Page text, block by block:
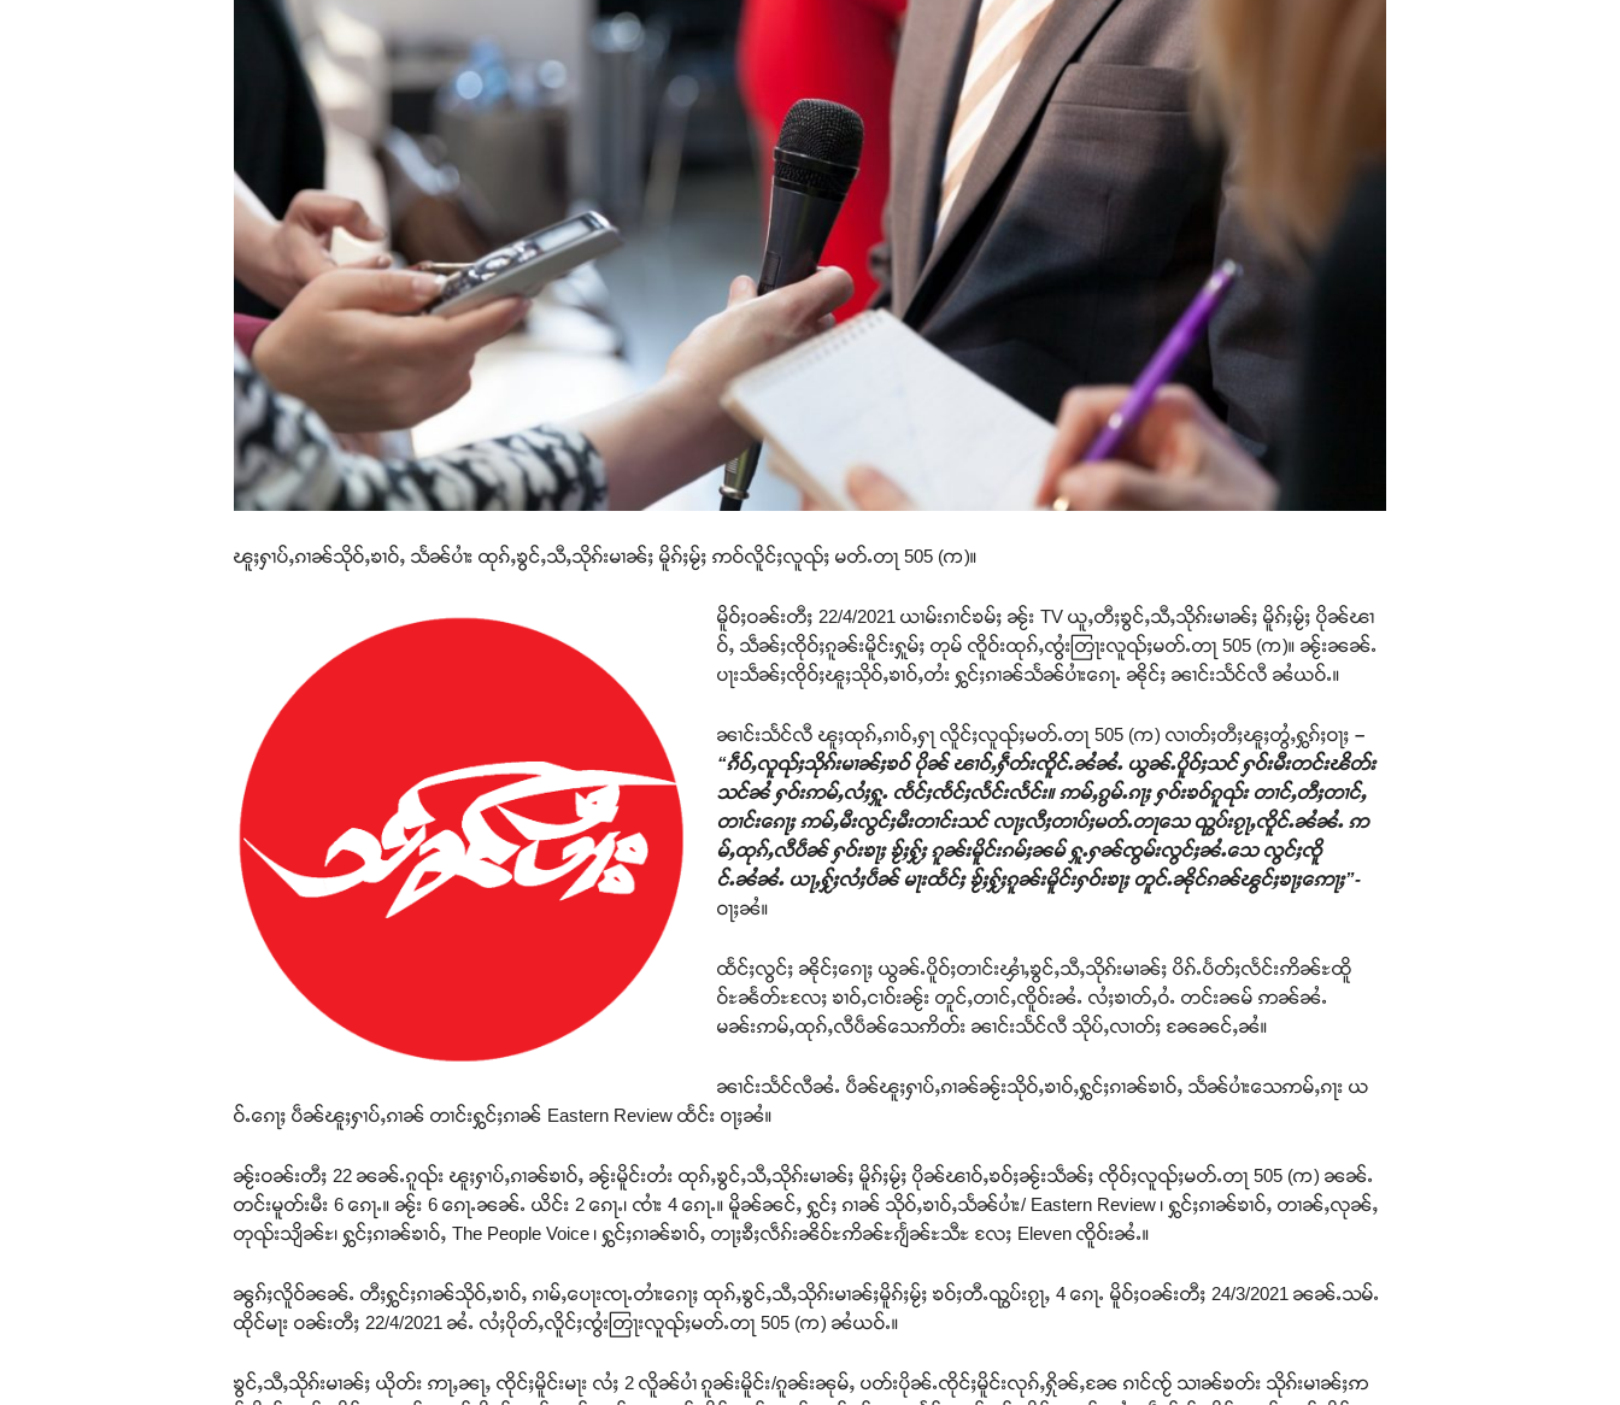
ၽူႈႁၢပ်ႇၵၢၼ်သိုဝ်ႇၶၢဝ်ႇ သႅၼ်ပၢႆး ထုၵ်ႇၶွင်ႇသီႇသိုၵ်းမၢၼ်ႈ မိူၵ်ႈမႂ်ႈ ဢဝ်လိူင်ႈလူၺ်ႈ မတ်ႉတႃ 505 (က)။
မိူဝ်ႈဝၼ်းတီႈ 22/4/2021 ယၢမ်းၵၢင်ၶမ်ႈ ၼႂ်း TV ယူႇတီႈၶွင်ႇသီႇသိုၵ်းမၢၼ်ႈ မိူၵ်ႈမႂ်ႈ ပိုၼ်ၽၢ
ဝ်ႇ သဵၼ်ႈၸိုဝ်ႈၵူၼ်းမိူင်းႁူမ်ႈ တုမ် ၸိူဝ်းထုၵ်ႇၸွႆးတြႃးလူၺ်ႈမတ်ႉတႃ 505 (က)။ ၼႂ်းၼၼ်ႉ
ပႃးသဵၼ်ႈၸိုဝ်ႈၽူႈသိုဝ်ႇၶၢဝ်ႇတႆး ႁွင်ႈၵၢၼ်သႅၼ်ပၢႆးၵေႃႉ ၼိုင်ႈ ၼၢင်းသႅင်လီ ၼႆယဝ်ႉ။
ၼၢင်းသႅင်လီ ၽူႈထုၵ်ႇၵၢဝ်ႇႁႃ လိူင်ႈလူၺ်ႈမတ်ႉတႃ 505 (က) လၢတ်ႈတီႈၽူႈတွႆႇႁွၵ်ႈဝႃႈ –
“ၵဵဝ်ႇလူၺ်ႈသိုၵ်းမၢၼ်ႈၶဝ် ပိုၼ် ၽၢဝ်ႇႁဵတ်းၸိူင်ႉၼႆၼႆႉ ယွၼ်ႉပိူဝ်ႈသင် ႁဝ်းမီးတင်းၽိတ်း
သင်ၼႆ ႁဝ်းဢမ်ႇလႆႈႁူႉ ၸႅင်ႈၸႅင်ႈလႅင်းလႅင်း။ ဢမ်ႇၵွမ်ႉၵႃႈ ႁဝ်းၶဝ်ၵူၺ်း တၢင်ႇတီႈတၢင်ႇ
တၢင်းၵေႃႈ ဢမ်ႇမီးလွင်ႈမီးတၢင်းသင် လႃႈလီႈတၢပ်ႈမတ်ႉတႃသေ ၺွပ်းၵႂႃႇၸိူင်ႉၼႆၼႆႉ ဢ
မ်ႇထုၵ်ႇလီပဵၼ် ႁဝ်းၶႃႈ ၶႂ်ႈႁႂ်ႈ ၵူၼ်းမိူင်းၵမ်ႈၼမ် ႁူႉႁၼ်ၸွမ်းလွင်ႈၼႆႉသေ လွင်ႈၸိူ
င်ႉၼႆၼႆႉ ယႃႇႁႂ်ႈလႆႈပဵၼ် မႃးထႅင်ႈ ၶႂ်ႈႁႂ်ႈၵူၼ်းမိူင်းႁဝ်းၶႃႈ တူင်ႉၼိုင်ၵၼ်ၽွင်ႈၶႃႈဢေႃႈ”-
ဝႃႈၼႆ။
ထႅင်ႈလွင်ႈ ၼိုင်ႈၵေႃႈ ယွၼ်ႉပိူဝ်ႈတၢင်းၾၢႆႇၶွင်ႇသီႇသိုၵ်းမၢၼ်ႈ ပိၵ်ႉပႅတ်ႈလႅင်းဢိၼ်ႊထိူ
ဝ်ႊၼႅတ်ႊလႄႈ ၶၢဝ်ႇငၢဝ်းၼႂ်း တူင်ႇတၢင်ႇၸိူဝ်းၼႆႉ လႆႈၶၢတ်ႇဝႆႉ တင်းၼမ် ဢၼ်ၼႆႉ
မၼ်းဢမ်ႇထုၵ်ႇလီပဵၼ်သေဢိတ်း ၼၢင်းသႅင်လီ သိုပ်ႇလၢတ်ႈ ၼႄၼင်ႇၼႆ။
ၼၢင်းသႅင်လီၼႆႉ ပဵၼ်ၽူႈႁၢပ်ႇၵၢၼ်ၼႂ်းသိုဝ်ႇၶၢဝ်ႇႁွင်ႈၵၢၼ်ၶၢဝ်ႇ သႅၼ်ပၢႆးသေဢမ်ႇၵႃး ယ
ဝ်ႉၵေႃႈ ပဵၼ်ၽူႈႁၢပ်ႇၵၢၼ် တၢင်းႁွင်ႈၵၢၼ် Eastern Review ထႅင်း ဝႃႈၼႆ။
ၼႂ်းဝၼ်းတီႈ 22 ၼၼ်ႉၵူၺ်း ၽူႈႁၢပ်ႇၵၢၼ်ၶၢဝ်ႇ ၼႂ်းမိူင်းတႆး ထုၵ်ႇၶွင်ႇသီႇသိုၵ်းမၢၼ်ႈ မိူၵ်ႈမႂ်ႈ ပိုၼ်ၽၢဝ်ႇၶဝ်ႈၼႂ်းသဵၼ်ႈ ၸိုဝ်ႈလူၺ်ႈမတ်ႉတႃ 505 (က) ၼၼ်ႉ
တင်းမူတ်းမီး 6 ၵေႃႉ။ ၼႂ်း 6 ၵေႃႉၼၼ်ႉ ယိင်း 2 ၵေႃႉ၊ ၸၢႆး 4 ၵေႃႉ။ မိူၼ်ၼင်ႇ ႁွင်ႈ ၵၢၼ် သိုဝ်ႇၶၢဝ်ႇသႅၼ်ပၢႆး/ Eastern Review ၊ ႁွင်ႈၵၢၼ်ၶၢဝ်ႇ တၢၼ်ႇလုၼ်ႇ
တုၺ်းသျိၼ်ႊ၊ ႁွင်ႈၵၢၼ်ၶၢဝ်ႇ The People Voice ၊ ႁွင်ႈၵၢၼ်ၶၢဝ်ႇ တႃႈၶီႈလဵၵ်းၼိဝ်ႊဢိၼ်ႊၵျႅၼ်ႊသီႊ လႄႈ Eleven ၸိူဝ်းၼႆႉ။
ၼွၵ်ႈလိူဝ်ၼၼ်ႉ တီႈႁွင်ႈၵၢၼ်သိုဝ်ႇၶၢဝ်ႇ ၵၢမ်ႇပေႃးၸႃႉတၢႆးၵေႃႈ ထုၵ်ႇၶွင်ႇသီႇသိုၵ်းမၢၼ်ႈမိူၵ်ႈမႂ်ႈ ၶဝ်ႈတီႉၺွပ်းၵႂႃႇ 4 ၵေႃႉ မိူဝ်ႈဝၼ်းတီႈ 24/3/2021 ၼၼ်ႉသမ်ႉ
ထိုင်မႃး ဝၼ်းတီႈ 22/4/2021 ၼႆႉ လႆႈပိုတ်ႇလိူင်ႈၸွႆးတြႃးလူၺ်ႈမတ်ႉတႃ 505 (က) ၼႆယဝ်ႉ။
ၶွင်ႇသီႇသိုၵ်းမၢၼ်ႈ ယိုတ်း ဢႃႇၼႃႇ ၸိုင်ႈမိူင်းမႃး လႆႈ 2 လိူၼ်ပၢႆ ၵူၼ်းမိူင်း/ၵူၼ်းၼုမ်ႇ ပတ်းပိုၼ်ႉၸိုင်ႈမိူင်းလုၵ်ႇႁိုၼ်ႇၼႄ ၵၢင်ၸႂ် သၢၼ်ၶတ်း သိုၵ်းမၢၼ်ႈဢ